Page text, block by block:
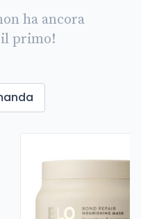
ha ancora
il primo!